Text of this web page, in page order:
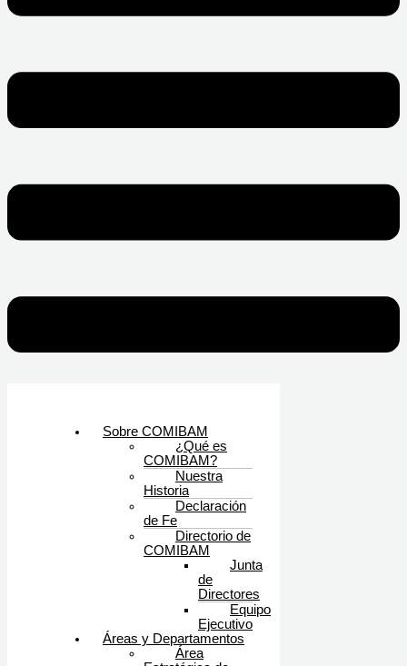
Sobre COMIBAM
¿Qué es
COMIBAM?
Nuestra
Historia
Declaración
de Fe
Directorio de
COMIBAM
Junta
de
Directores
Equipo
Ejecutivo
Áreas y Departamentos
Área